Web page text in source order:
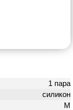
1 пара
силикон
M